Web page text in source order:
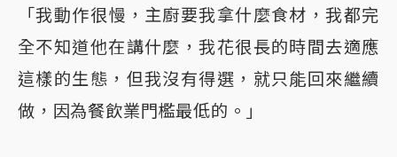
「我動作很慢，主廚要我拿什麼食材，我都完
全不知道他在講什麼，我花很長的時間去適應
這樣的生態，但我沒有得選，就只能回來繼續
做，因為餐飲業門檻最低的。」